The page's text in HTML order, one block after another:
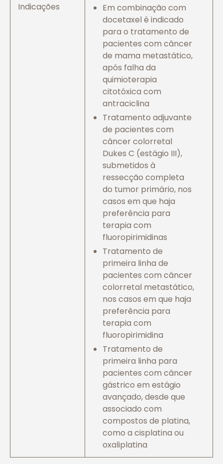
Indicações
Em combinação com
docetaxel é indicado
para o tratamento de
pacientes com câncer
de mama metastático,
após falha da
quimioterapia
citotóxica com
antraciclina
Tratamento adjuvante
de pacientes com
câncer colorretal
Dukes C (estágio III),
submetidos à
ressecção completa
do tumor primário, nos
casos em que haja
preferência para
terapia com
fluoropirimidinas
Tratamento de
primeira linha de
pacientes com câncer
colorretal metastático,
nos casos em que haja
preferência para
terapia com
fluoropirimidina
Tratamento de
primeira linha para
pacientes com câncer
gástrico em estágio
avançado, desde que
associado com
compostos de platina,
como a cisplatina ou
oxaliplatina